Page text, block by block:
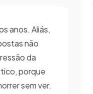
anos. Aliás,
não
da
porque
sem ver.